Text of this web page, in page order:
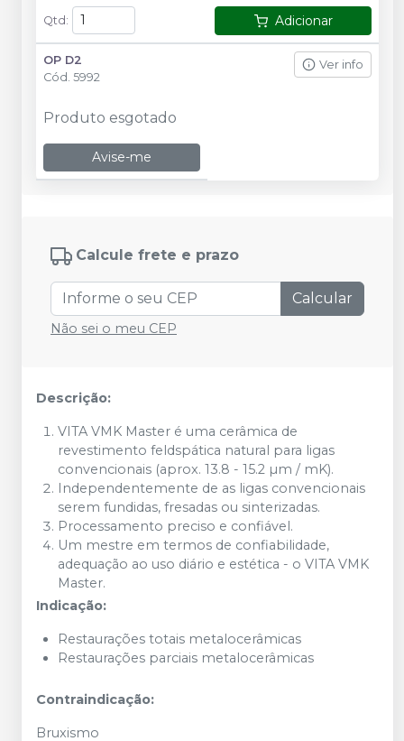
Qtd : Adicionar
OP D2
Cód. 5992
Ver info
Produto esgotado
Avise-me
Calcule frete e prazo
Calcular
Não sei o meu CEP
Descrição:
VITA VMK Master é uma cerâmica de
revestimento feldspática natural para ligas
convencionais (aprox. 13.8 - 15.2 µm / mK).
Independentemente de as ligas convencionais
serem fundidas, fresadas ou sinterizadas.
Processamento preciso e confiável.
Um mestre em termos de confiabilidade,
adequação ao uso diário e estética - o VITA VMK
Master.
Indicação:
Restaurações totais metalocerâmicas
Restaurações parciais metalocerâmicas
Contraindicação:
Bruxismo